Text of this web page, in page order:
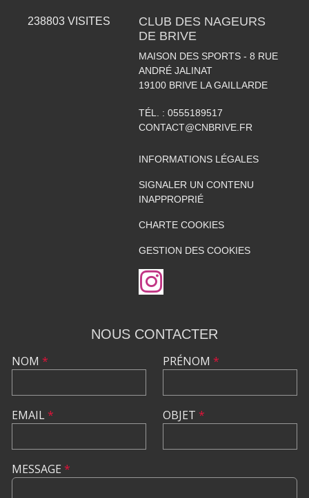
238803 VISITES
CLUB DES NAGEURS
DE BRIVE
MAISON DES SPORTS - 8 RUE
ANDRÉ JALINAT
19100 BRIVE LA GAILLARDE
TÉL. : 0555189517
CONTACT@CNBRIVE.FR
INFORMATIONS LÉGALES
SIGNALER UN CONTENU
INAPPROPRIÉ
CHARTE COOKIES
GESTION DES COOKIES
NOUS CONTACTER
NOM *
EMAIL*
PRÉNOM *
OBJET *
MESSAGE *